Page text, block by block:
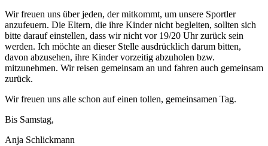
Wir freuen uns über jeden, der mitkommt, um unsere Sportler
anzufeuern. Die Eltern, die ihre Kinder nicht begleiten, sollten sich
bitte darauf einstellen, dass wir nicht vor 19/20 Uhr zurück sein
werden. Ich möchte an dieser Stelle ausdrücklich darum bitten,
davon abzusehen, ihre Kinder vorzeitig abzuholen bzw.
mitzunehmen. Wir reisen gemeinsam an und fahren auch gemeinsam
zurück.
Wir freuen uns alle schon auf einen tollen, gemeinsamen Tag.
Bis Samstag,
Anja Schlickmann